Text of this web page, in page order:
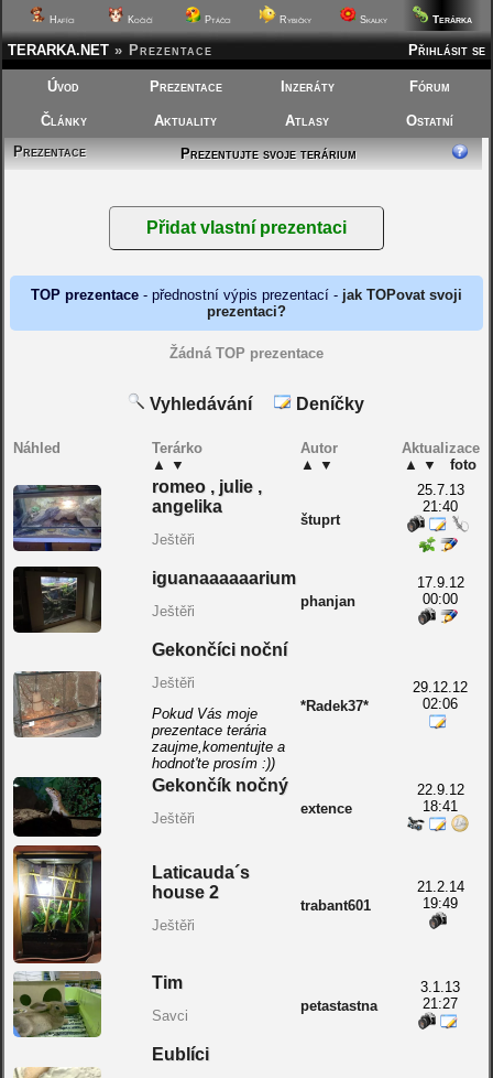
Hafíci Kočičí Ptáčci Rybičky Skalky Terárka
Přihlásit se
TERARKA.NET » Prezentace
Úvod Prezentace Inzeráty Fórum
Články Aktuality Atlasy
Ostatní
Prezentace
Prezentujte svoje terárium
TOP prezentace- přednostní výpis prezentací - jak TOPovat svoji
prezentaci?
Žádná TOP prezentace
Vyhledávání Deníčky
Náhled
Terárko
▲ ▼
Autor
▲ ▼
Aktualizace
▲ ▼ foto
romeo , julie ,
angelika
Ještěři
štuprt
25.7.13
21:40
iguanaaaaaarium
Ještěři
phanjan
17.9.12
00:00
Gekončíci noční
Ještěři
Pokud Vás moje
prezentace terária
zaujme,komentujte a
hodnot'te prosím :))
*Radek37*
29.12.12
02:06
Gekončík nočný
Ještěři
extence
22.9.12
18:41
Laticauda´s
house 2
Ještěři
trabant601
21.2.14
19:49
Tim
Savci
petastastna
3.1.13
21:27
Eublíci